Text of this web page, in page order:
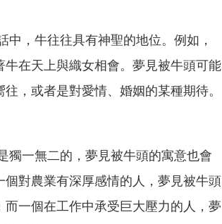
中，牛往往具有神聖的地位。例如，
在天上與織女相會。夢見被牛頭可能
，或者是對愛情、婚姻的某種期待。
獨一無二的，夢見被牛頭的寓意也會
對農業有深厚感情的人，夢見被牛頭
一個在工作中承受巨大壓力的人，夢